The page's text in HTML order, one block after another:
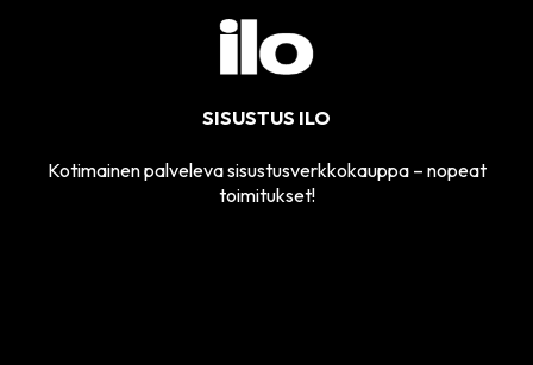
SISUSTUS ILO
Kotimainen palveleva sisustusverkkokauppa – nopeat
toimitukset!